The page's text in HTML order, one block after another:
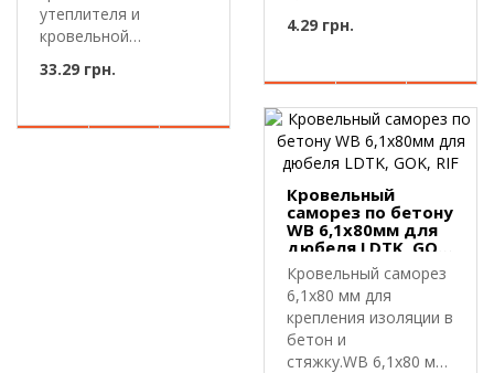
утеплителя и
кровельной
мм — телескопи..
33.29 грн.
4.29 грн.
Кровельный
саморез по бетону
WB 6,1х80мм для
дюбеля LDTK, GOK,
RIF
Кровельный саморез
6,1х80 мм для
крепления изоляции в
бетон и
стяжку.WB 6,1х80 мм